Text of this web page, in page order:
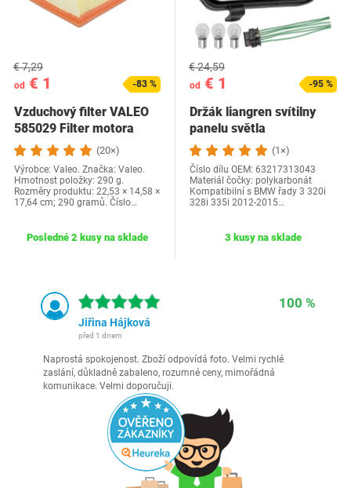
od € 1
€ 7,29
-83 %
Vzduchový filter VALEO
585029 Filter motora
Vynikajúce…
(20×)
Výrobce: Valeo. Značka: Valeo.
Hmotnost položky: 290 g.
Rozměry produktu: 22,53 × 14,58 ×
17,64 cm; 290 gramů. Číslo…
Posledné 2 kusy na sklade
od € 1
€ 24,59
-95 %
Držák liangren svítilny
panelu světla
(1×)
Číslo dílu OEM: ‎63217313043
Materiál čočky: polykarbonát
Kompatibilní s BMW řady 3 320i
328i 335i 2012-2015…
3 kusy na sklade
100 %
Jiřina Hájková
před 1 dnem
Naprostá spokojenost. Zboží odpovídá foto. Velmi rychlé
zaslání, důkladně zabaleno, rozumné ceny, mimořádná
komunikace. Velmi doporučuji.